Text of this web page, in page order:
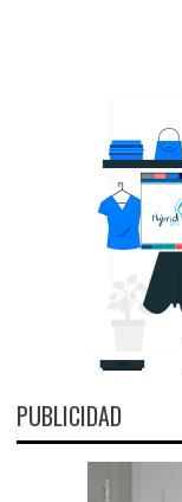
PUBLICIDAD